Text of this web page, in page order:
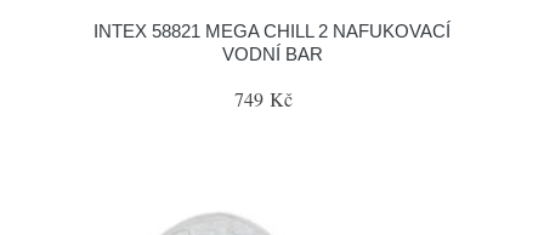
INTEX 58821 MEGA CHILL 2 NAFUKOVACÍ
VODNÍ BAR
749 Kč